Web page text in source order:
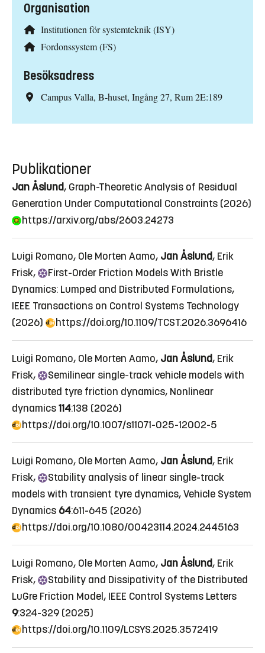
Organisation
Institutionen för systemteknik (ISY)
Fordonssystem (FS)
Besöksadress
Campus Valla, B-huset, Ingång 27, Rum 2E:189
Publikationer
Jan Åslund, Graph-Theoretic Analysis of Residual
Generation Under Computational Constraints (2026)
https://arxiv.org/abs/2603.24273
Luigi Romano, Ole Morten Aamo, Jan Åslund, Erik
Frisk,
First-Order Friction Models With Bristle
Dynamics: Lumped and Distributed Formulations,
IEEE Transactions on Control Systems Technology
(2026)
https://doi.org/10.1109/TCST.2026.3696416
Luigi Romano, Ole Morten Aamo, Jan Åslund, Erik
Frisk,
Semilinear single-track vehicle models with
distributed tyre friction dynamics, Nonlinear
dynamics114:138 (2026)
https://doi.org/10.1007/s11071-025-12002-5
Luigi Romano, Ole Morten Aamo, Jan Åslund, Erik
Frisk,
Stability analysis of linear single-track
models with transient tyre dynamics, Vehicle System
Dynamics 64:611-645 (2026)
https://doi.org/10.1080/00423114.2024.2445163
Luigi Romano, Ole Morten Aamo, Jan Åslund, Erik
Frisk,
Stability and Dissipativity of the Distributed
LuGre Friction Model, IEEE Control Systems Letters
9:324-329 (2025)
https://doi.org/10.1109/LCSYS.2025.3572419